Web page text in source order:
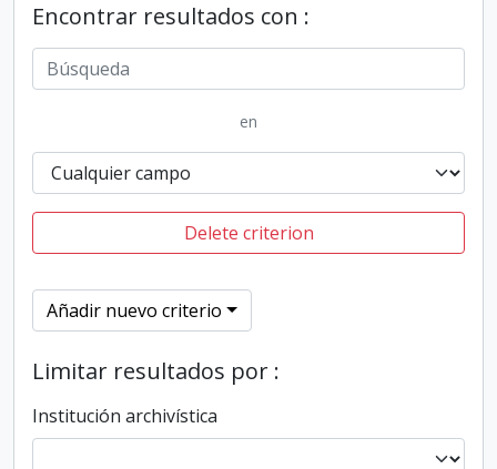
Encontrar resultados con :
en
Delete criterion
Añadir nuevo criterio
Limitar resultados por :
Institución archivística